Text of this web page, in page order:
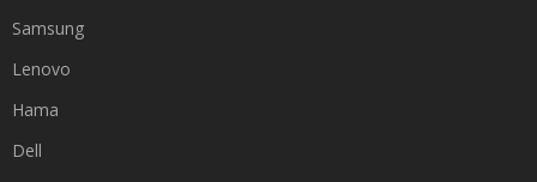
Samsung
Lenovo
Hama
Dell